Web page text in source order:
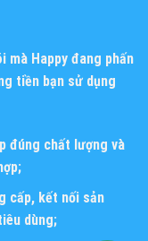
Happy đang phấn
tiền bạn sử dụng
đúng chất lượng và
cấp, kết nối sản
dùng;